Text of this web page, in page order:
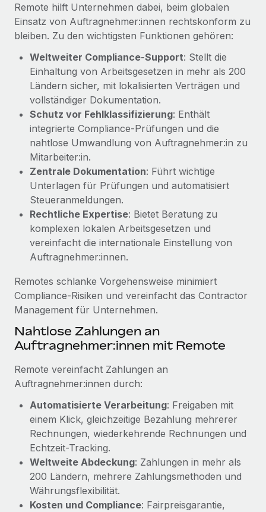
Niederlassungen
Mobilität und Relocation
Mühelose Relocation von Mitarbeiter:innen
Benefits
Mühelose Verwaltung von Benefits
Management und Payroll
Reverse Tech auf einen Blick Das Gesundheits- und
Wellness-Startup Reverse Tech hat das globale...
Mehr erfahren
Den Blog erkunden
BLOG
Neues zu Remote-Produkten: Integration mit
Gusto und Zero und Contractor Management
Plus
Auch im neuen Jahr wollen wir bei Remote Unternehmen
aller Größen dabei unterstützen, die beste...
Mehr erfahren
Wie Phiture 55 Mitarbeiter:innen in 19 Ländern
mit Remote verwaltet
Phiture ist der unumstrittene Marktführer im Bereich der
Wachstumsberatung für mobile Apps. Das...
Mehr erfahren
Remote hilft Unternehmen dabei, beim globalen
Einsatz von Auftragnehmer:innen rechtskonform zu
bleiben. Zu den wichtigsten Funktionen gehören:
Weltweiter Compliance‑Support: Stellt die
Einhaltung von Arbeitsgesetzen in mehr als 200
Ländern sicher, mit lokalisierten Verträgen und
vollständiger Dokumentation.
Schutz vor Fehlklassifizierung: Enthält
integrierte Compliance‑Prüfungen und die
nahtlose Umwandlung von Auftragnehmer:in zu
Mitarbeiter:in.
Zentrale Dokumentation: Führt wichtige
Unterlagen für Prüfungen und automatisiert
Steueranmeldungen.
Rechtliche Expertise: Bietet Beratung zu
komplexen lokalen Arbeitsgesetzen und
vereinfacht die internationale Einstellung von
Auftragnehmer:innen.
Remotes schlanke Vorgehensweise minimiert
Compliance‑Risiken und vereinfacht das Contractor
Management für Unternehmen.
Nahtlose Zahlungen an
Auftragnehmer:innen mit Remote
Remote vereinfacht Zahlungen an
Auftragnehmer:innen durch:
Automatisierte Verarbeitung: Freigaben mit
einem Klick, gleichzeitige Bezahlung mehrerer
Rechnungen, wiederkehrende Rechnungen und
Echtzeit-Tracking.
Weltweite Abdeckung: Zahlungen in mehr als
200 Ländern, mehrere Zahlungsmethoden und
Währungsflexibilität.
Kosten und Compliance: Fairpreisgarantie,